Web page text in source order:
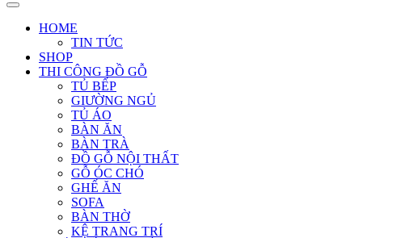
HOME
TIN TỨC
SHOP
THI CÔNG ĐỒ GỖ
TỦ BẾP
GIƯỜNG NGỦ
TỦ ÁO
BÀN ĂN
BÀN TRÀ
ĐỒ GỖ NỘI THẤT
GỖ ÓC CHÓ
GHẾ ĂN
SOFA
BÀN THỜ
KỆ TRANG TRÍ